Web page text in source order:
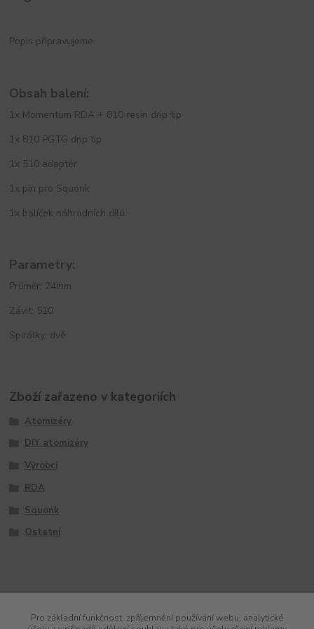
Popis připravujeme
Obsah balení:
1x Momentum RDA + 810 resin drip tip
1x 810 PGTG drip tip
1x 510 adaptér
1x pin pro Squonk
1x balíček náhradních dílů
Parametry:
Průměr: 24mm
Závit: 510
Spirálky: dvě
Zboží zařazeno v kategoriích
Atomizéry
DIY atomizéry
Výrobci
RDA
Squonk
Ostatní
Pro základní funkčnost, zpříjemnění používání webu, analytické